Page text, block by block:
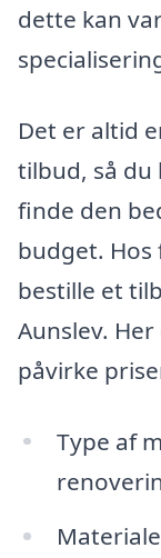
dette kan
Det er altid
tilbud, så du
finde den
budget.
bestille et
Aunslev.
påvirke
Type af